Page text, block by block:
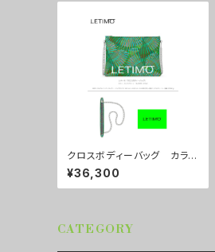
クロスボディーバッグ カラ
ー/センスグリーン ■配送ま
で約１か月
¥36,300
CATEGORY